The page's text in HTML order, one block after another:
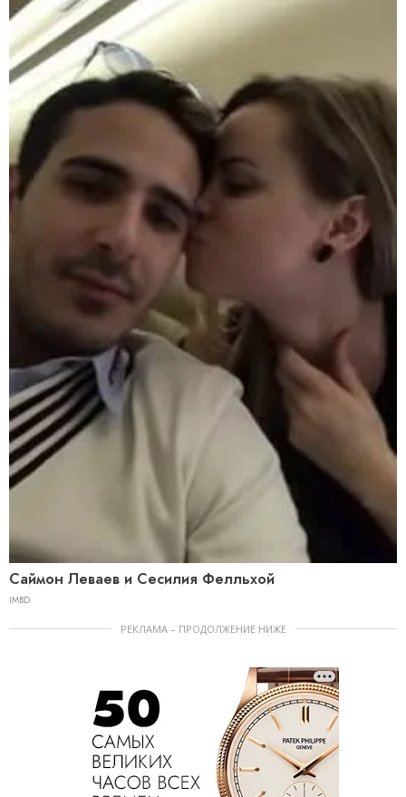
Саймон Леваев и Сесилия Фелльхой
IMBD
РЕКЛАМА – ПРОДОЛЖЕНИЕ НИЖЕ